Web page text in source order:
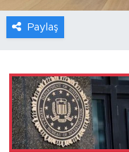
Paylaş
Foto Haber
Xinhua Türkiye
Seyahat